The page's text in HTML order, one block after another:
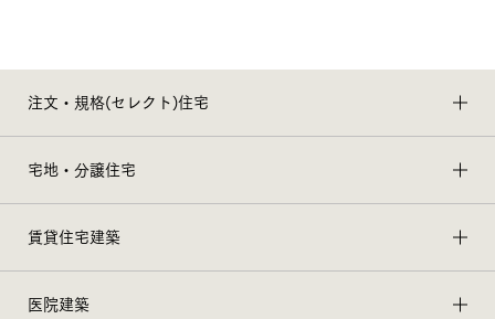
注文・規格(セレクト)住宅
宅地・分譲住宅
賃貸住宅建築
医院建築